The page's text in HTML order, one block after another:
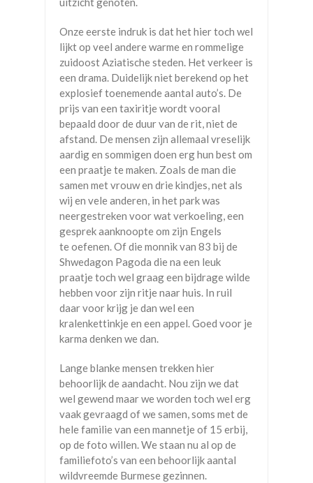
Onze eerste indruk is dat het hier toch wel
lijkt op veel andere warme en rommelige
zuidoost Aziatische steden. Het verkeer is
een drama. Duidelijk niet berekend op het
explosief toenemende aantal auto’s. De
prijs van een taxiritje wordt vooral
bepaald door de duur van de rit, niet de
afstand. De mensen zijn allemaal vreselijk
aardig en sommigen doen erg hun best om
een praatje te maken. Zoals de man die
samen met vrouw en drie kindjes, net als
wij en vele anderen, in het park was
neergestreken voor wat verkoeling, een
gesprek aanknoopte om zijn Engels
te oefenen. Of die monnik van 83 bij de
Shwedagon Pagoda die na een leuk
praatje toch wel graag een bijdrage wilde
hebben voor zijn ritje naar huis. In ruil
daar voor krijg je dan wel een
kralenkettinkje en een appel. Goed voor je
karma denken we dan.
Lange blanke mensen trekken hier
behoorlijk de aandacht. Nou zijn we dat
wel gewend maar we worden toch wel erg
vaak gevraagd of we samen, soms met de
hele familie van een mannetje of 15 erbij,
op de foto willen. We staan nu al op de
familiefoto’s van een behoorlijk aantal
wildvreemde Burmese gezinnen.